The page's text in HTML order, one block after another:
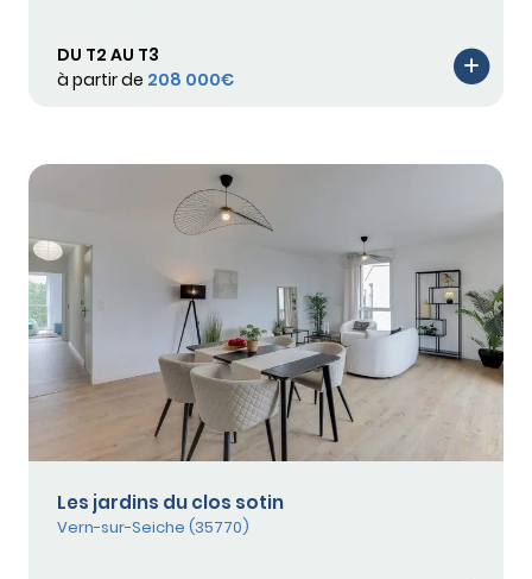
DU T2 AU T3
à partir de 208 000€
Les jardins du clos sotin
Vern-sur-Seiche (35770)